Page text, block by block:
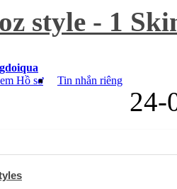
style - 1
Hồ sơ
Tin nhắn riêng
24-